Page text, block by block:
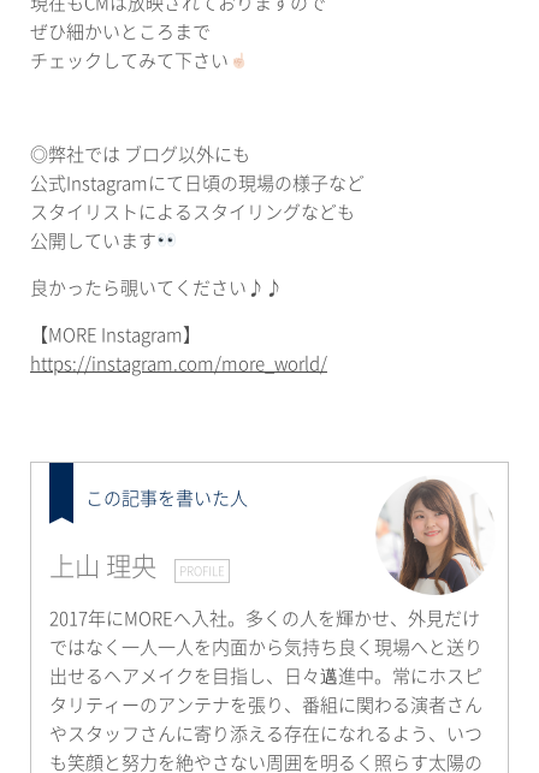
ぜひ細かいところまで
チェックしてみて下さい
◎弊社では ブログ以外にも
公式Instagramにて日頃の現場の様子など
スタイリストによるスタイリングなども
公開しています
良かったら覗いてください♪♪
【MORE Instagram】
https://instagram.com/more_world/
この記事を書いた人
上山 理央 PROFILE
2017年にMOREへ入社。多くの人を輝かせ、外見だけ
ではなく一人一人を内面から気持ち良く現場へと送り
出せるヘアメイクを目指し、日々邁進中。常にホスピ
タリティーのアンテナを張り、番組に関わる演者さん
やスタッフさんに寄り添える存在になれるよう、いつ
も笑顔と努力を絶やさない周囲を明るく照らす太陽の